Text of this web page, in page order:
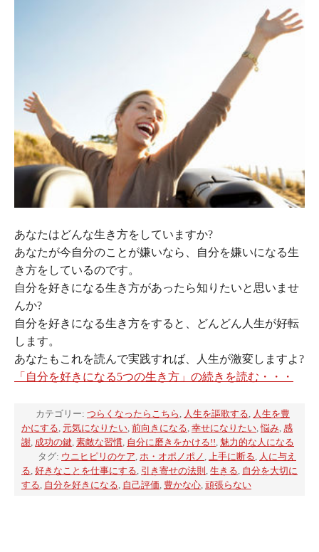
あなたはどんな生き方をしていますか?
あなたが今自分のことが嫌いなら、自分を嫌いになる生
き方をしているのです。
自分を好きになる生き方があったら知りたいと思いませ
んか?
自分を好きになる生き方をすると、どんどん人生が好転
します。
あなたもこれを読んで実践すれば、人生が激変しますよ?
「自分を好きになる5つの生き方」の続きを読む・・・
カテゴリー: つらくなったらこちら , 人生を謳歌する, 人生を豊
かにする, 元気になりたい, 前向きになる, 幸せになりたい,悩み, 感
謝, 成功の鍵, 素敵な習慣, 自分に磨きをかける!!, 魅力的な人になる
タグ: ウニヒピリのケア, ホ・オポノポノ , 上手に断る, 人に与え
る, 好きなことを仕事にする, 引き寄せの法則 , 生きる, 自分を大切に
する, 自分を好きになる, 自己評価, 豊かな心, 頑張らない